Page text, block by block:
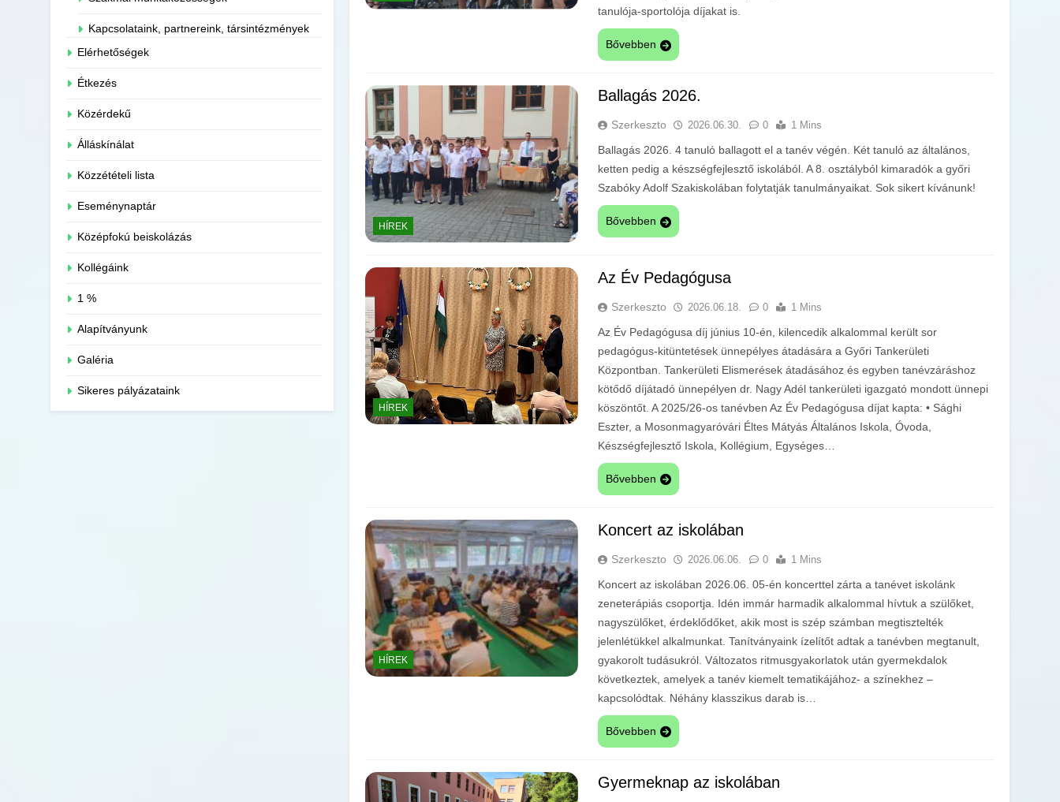
Kapcsolataink, partnereink, társintézmények
Elérhetőségek
Étkezés
Közérdekű
Álláskínálat
Közzétételi lista
Eseménynaptár
Középfokú beiskolázás
Kollégáink
1 %
Alapítványunk
Galéria
Sikeres pályázataink
tanulója-sportolója díjakat is.
Bővebben
HÍREK
Ballagás 2026.
Szerkeszto 2026.06.30. 0 1 Mins
Ballagás 2026. 4 tanuló ballagott el a tanév végén. Két tanuló az általános,
ketten pedig a készségfejlesztő iskolából. A 8. osztályból kimaradók a győri
Szabóky Adolf Szakiskolában folytatják tanulmányaikat. Sok sikert kívánunk!
Bővebben
HÍREK
Az Év Pedagógusa
Szerkeszto 2026.06.18. 0 1 Mins
Az Év Pedagógusa díj június 10-én, kilencedik alkalommal került sor
pedagógus-kitüntetések ünnepélyes átadására a Győri Tankerületi
Központban. Tankerületi Elismerések átadásához és egyben tanévzáráshoz
kötődő díjátadó ünnepélyen dr. Nagy Adél tankerületi igazgató mondott ünnepi
köszöntőt. A 2025/26-os tanévben Az Év Pedagógusa díjat kapta: • Sághi
Eszter, a Mosonmagyaróvári Éltes Mátyás Általános Iskola, Óvoda,
Készségfejlesztő Iskola, Kollégium, Egységes…
Bővebben
HÍREK
Koncert az iskolában
Szerkeszto 2026.06.06. 0 1 Mins
Koncert az iskolában 2026.06. 05-én koncerttel zárta a tanévet iskolánk
zeneterápiás csoportja. Idén immár harmadik alkalommal hívtuk a szülőket,
nagyszülőket, érdeklődőket, akik most is szép számban megtisztelték
jelenlétükkel alkalmunkat. Tanítványaink ízelítőt adtak a tanévben megtanult,
gyakorolt tudásukról. Változatos ritmusgyakorlatok után gyermekdalok
következtek, amelyek a tanév kiemelt tematikájához- a színekhez –
kapcsolódtak. Néhány klasszikus darab is…
Bővebben
Gyermeknap az iskolában